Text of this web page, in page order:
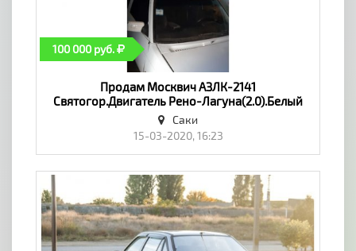
100 000 руб.
Продам Москвич АЗЛК-2141
Святогор.Двигатель Рено-Лагуна(2.0).Белый
1998 г. - «Автомобили»
Саки
15-03-2020, 16:23